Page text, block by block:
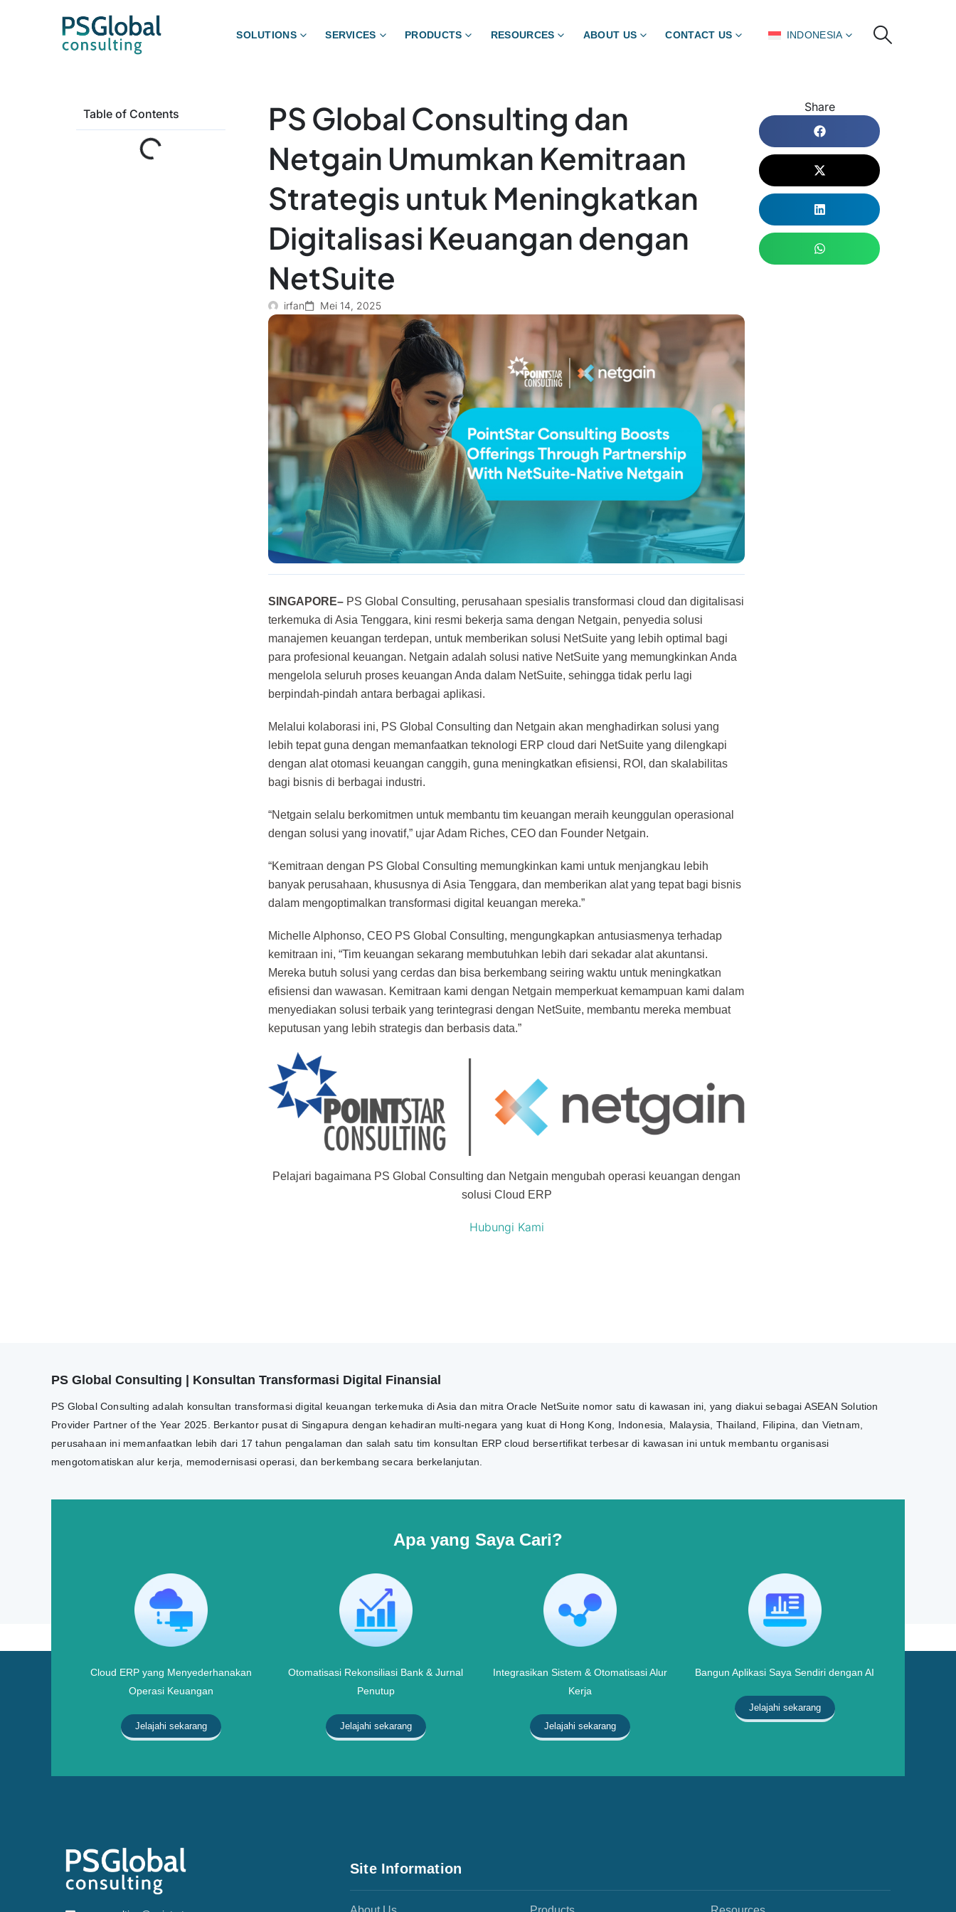
SOLUTIONS SERVICES PRODUCTS RESOURCES ABOUT US CONTACT US INDONESIA
Table of Contents
PS Global Consulting dan
Netgain Umumkan Kemitraan
Strategis untuk Meningkatkan
Digitalisasi Keuangan dengan
NetSuite
irfan Mei 14, 2025
SINGAPORE– PS Global Consulting, perusahaan spesialis transformasi cloud dan digitalisasi
terkemuka di Asia Tenggara, kini resmi bekerja sama dengan Netgain, penyedia solusi
manajemen keuangan terdepan, untuk memberikan solusi NetSuite yang lebih optimal bagi
para profesional keuangan. Netgain adalah solusi native NetSuite yang memungkinkan Anda
mengelola seluruh proses keuangan Anda dalam NetSuite, sehingga tidak perlu lagi
berpindah-pindah antara berbagai aplikasi.
Melalui kolaborasi ini, PS Global Consulting dan Netgain akan menghadirkan solusi yang
lebih tepat guna dengan memanfaatkan teknologi ERP cloud dari NetSuite yang dilengkapi
dengan alat otomasi keuangan canggih, guna meningkatkan efisiensi, ROI, dan skalabilitas
bagi bisnis di berbagai industri.
“Netgain selalu berkomitmen untuk membantu tim keuangan meraih keunggulan operasional
dengan solusi yang inovatif,” ujar Adam Riches, CEO dan Founder Netgain.
“Kemitraan dengan PS Global Consulting memungkinkan kami untuk menjangkau lebih
banyak perusahaan, khususnya di Asia Tenggara, dan memberikan alat yang tepat bagi bisnis
dalam mengoptimalkan transformasi digital keuangan mereka.”
Michelle Alphonso, CEO PS Global Consulting, mengungkapkan antusiasmenya terhadap
kemitraan ini, “Tim keuangan sekarang membutuhkan lebih dari sekadar alat akuntansi.
Mereka butuh solusi yang cerdas dan bisa berkembang seiring waktu untuk meningkatkan
efisiensi dan wawasan. Kemitraan kami dengan Netgain memperkuat kemampuan kami dalam
menyediakan solusi terbaik yang terintegrasi dengan NetSuite, membantu mereka membuat
keputusan yang lebih strategis dan berbasis data.”
Pelajari bagaimana PS Global Consulting dan Netgain mengubah operasi keuangan dengan
solusi Cloud ERP
Hubungi Kami
Share
PS Global Consulting | Konsultan Transformasi Digital Finansial
PS Global Consulting adalah konsultan transformasi digital keuangan terkemuka di Asia dan mitra Oracle NetSuite nomor satu di kawasan ini, yang diakui sebagai ASEAN Solution
Provider Partner of the Year 2025. Berkantor pusat di Singapura dengan kehadiran multi-negara yang kuat di Hong Kong, Indonesia, Malaysia, Thailand, Filipina, dan Vietnam,
perusahaan ini memanfaatkan lebih dari 17 tahun pengalaman dan salah satu tim konsultan ERP cloud bersertifikat terbesar di kawasan ini untuk membantu organisasi
mengotomatiskan alur kerja, memodernisasi operasi, dan berkembang secara berkelanjutan.
Apa yang Saya Cari?
Cloud ERP yang Menyederhanakan
Operasi Keuangan
Jelajahi sekarang
Otomatisasi Rekonsiliasi Bank & Jurnal
Penutup
Jelajahi sekarang
Integrasikan Sistem & Otomatisasi Alur
Kerja
Jelajahi sekarang
Bangun Aplikasi Saya Sendiri dengan AI
Jelajahi sekarang
Site Information